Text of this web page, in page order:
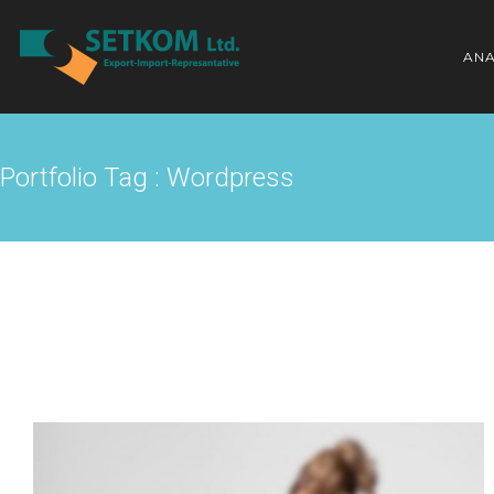
Portfolio Tag : Wordpress